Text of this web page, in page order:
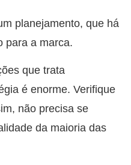
planejamento, que há
para a marca.
que trata
é enorme. Verifique
não precisa se
da maioria das